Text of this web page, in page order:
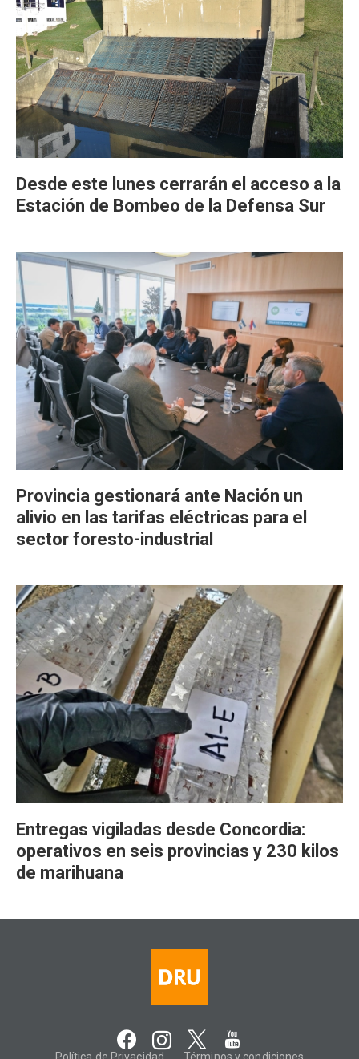
Desde este lunes cerrarán el acceso a la
Estación de Bombeo de la Defensa Sur
Provincia gestionará ante Nación un
alivio en las tarifas eléctricas para el
sector foresto-industrial
Entregas vigiladas desde Concordia:
operativos en seis provincias y 230 kilos
de marihuana